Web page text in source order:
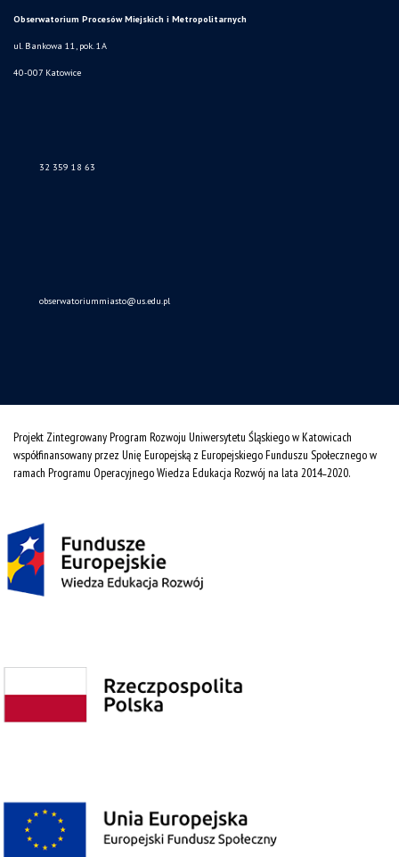
Obserwatorium Procesów Miejskich i Metropolitarnych
ul. Bankowa 11, pok. 1A
40-007 Katowice
32 359 18 63
obserwatoriummiasto@us.edu.pl
Projekt Zintegrowany Program Rozwoju Uniwersytetu Śląskiego w Katowicach
współfinansowany przez Unię Europejską z Europejskiego Funduszu Społecznego w
ramach Programu Operacyjnego Wiedza Edukacja Rozwój na lata 2014˗2020.